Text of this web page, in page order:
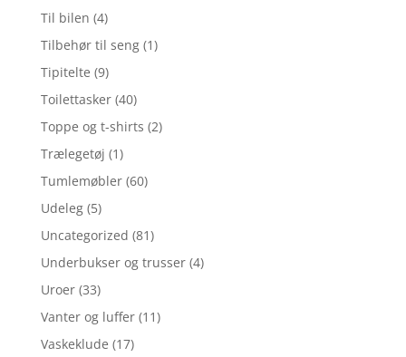
Til bilen (4)
Tilbehør til seng (1)
Tipitelte (9)
Toilettasker (40)
Toppe og t-shirts (2)
Trælegetøj (1)
Tumlemøbler (60)
Udeleg (5)
Uncategorized (81)
Underbukser og trusser (4)
Uroer (33)
Vanter og luffer (11)
Vaskeklude (17)